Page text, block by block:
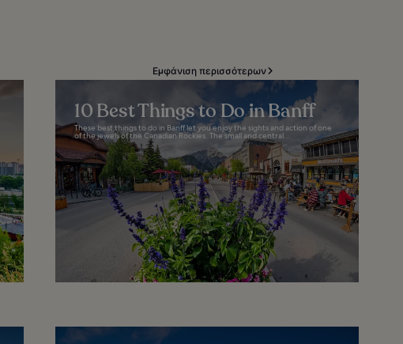
Εμφάνιση περισσότερων
10 Best Things to Do in Banff
These best things to do in Banff let you enjoy the sights and action of one
of the jewels of the Canadian Rockies. The small and central...